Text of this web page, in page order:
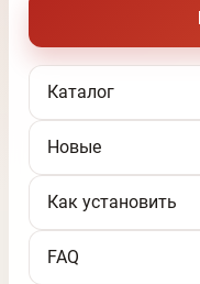
Каталог
Новые
Как установить
FAQ